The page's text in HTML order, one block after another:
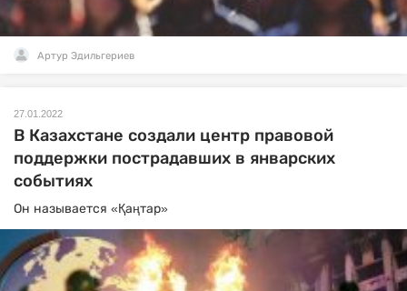
Артур Эдильгериев
27.01.2022
В Казахстане создали центр правовой
поддержки пострадавших в январских
событиях
Он называется «Қаңтар»